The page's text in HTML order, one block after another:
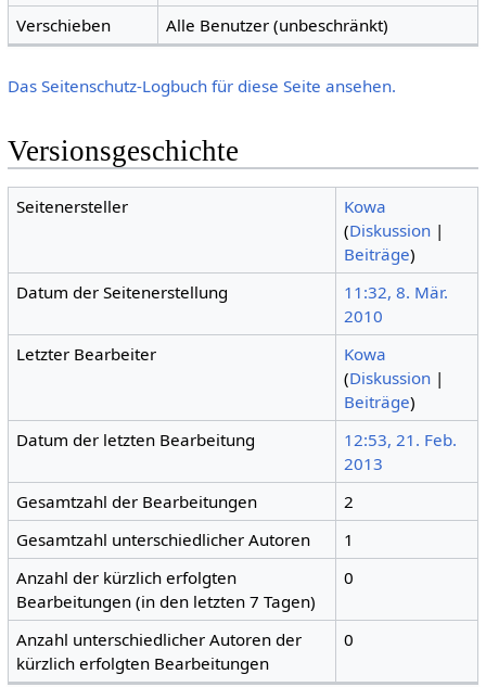
Verschieben
Alle Benutzer (unbeschränkt)
Das Seitenschutz-Logbuch für diese Seite ansehen.
Versionsgeschichte
Seitenersteller
Kowa
(Diskussion |
Beiträge)
Datum der Seitenerstellung
11:32, 8. Mär.
2010
Letzter Bearbeiter
Kowa
(Diskussion |
Beiträge)
Datum der letzten Bearbeitung
12:53, 21. Feb.
2013
Gesamtzahl der Bearbeitungen
2
Gesamtzahl unterschiedlicher Autoren
1
Anzahl der kürzlich erfolgten
Bearbeitungen (in den letzten 7 Tagen)
0
Anzahl unterschiedlicher Autoren der
kürzlich erfolgten Bearbeitungen
0